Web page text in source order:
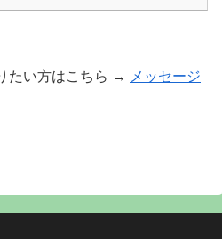
たい方はこちら →
メッセージ